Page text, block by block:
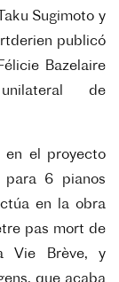
Sugimoto y
publicó
Bazelaire
de
el proyecto
para 6 pianos
en la obra
pas mort de
Vie Brève, y
que acaba